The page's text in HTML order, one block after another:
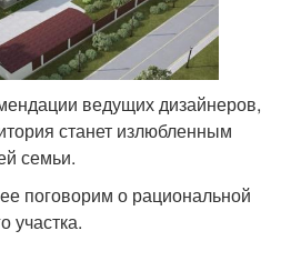
ведущих дизайнеров,
станет излюбленным
семьи.
поговорим о рациональной
участка.